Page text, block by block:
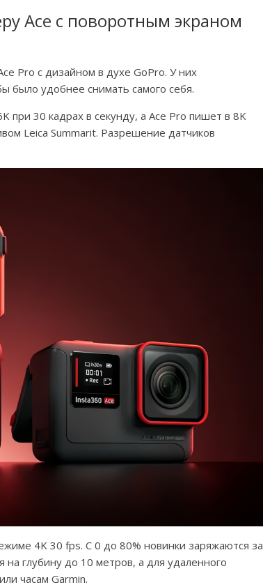
Ace с поворотным экраном
Pro с дизайном в духе GoPro. У них
было удобнее снимать самого себя.
при 30 кадрах в секунду, а Ace Pro пишет в 8K
Leica Summarit. Разрешение датчиков
4K 30 fps. С 0 до 80% новинки заряжаются за
глубину до 10 метров, а для удаленного
часам Garmin.